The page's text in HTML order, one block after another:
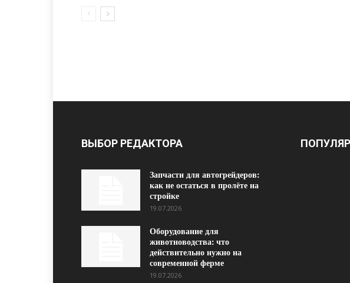
ВЫБОР РЕДАКТОРА
Запчасти для автогрейдеров:
как не остаться в пролёте на
стройке
19.07.2026
Оборудование для
животноводства: что
действительно нужно на
современной ферме
19.07.2026